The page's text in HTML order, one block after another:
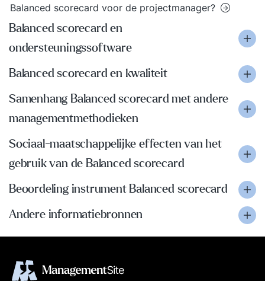
Balanced scorecard voor de projectmanager?
Balanced scorecard en
ondersteuningssoftware
Balanced scorecard en kwaliteit
Samenhang Balanced scorecard met andere
managementmethodieken
Sociaal-maatschappelijke effecten van het
gebruik van de Balanced scorecard
Beoordeling instrument Balanced scorecard
Andere informatiebronnen